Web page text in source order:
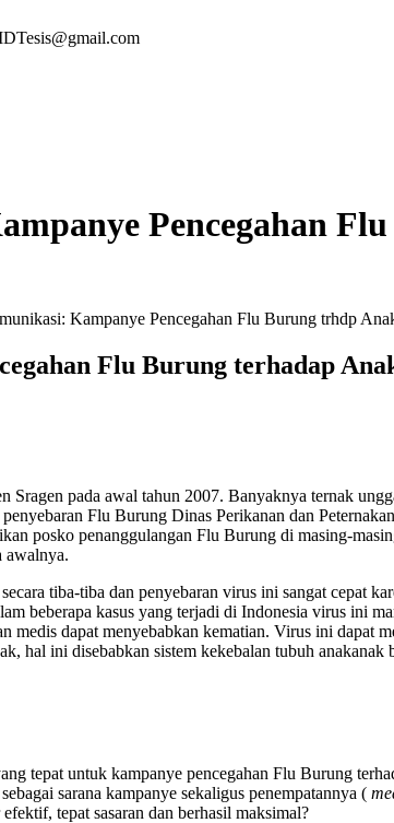
Pencegahan
Kampanye Pencegahan Flu Burung trhdp
Flu Burung terhadap
pada awal tahun 2007. Banyaknya ternak
Flu Burung Dinas Perikanan dan
posko penanggulangan Flu Burung di masing-
awalnya.
tiba-tiba dan penyebaran virus ini sangat cepat
beberapa kasus yang terjadi di Indonesia virus ini
medis dapat menyebabkan kematian. Virus ini dapat
hal ini disebabkan sistem kekebalan tubuh anakanak
tepat untuk kampanye pencegahan Flu Burung
sarana kampanye sekaligus penempatannya (
tepat sasaran dan berhasil maksimal?